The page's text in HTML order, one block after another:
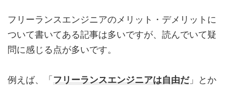
フリーランスエンジニアのメリット・デメリットに
ついて書いてある記事は多いですが、読んでいて疑
問に感じる点が多いです。
例えば、「 フリーランスエンジニアは自由だ」とか